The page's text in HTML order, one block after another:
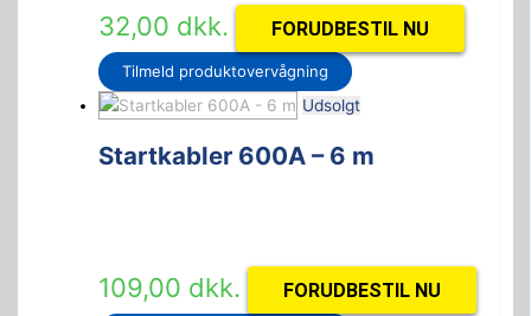
32,00 dkk. FORUDBESTIL NU
Tilmeld produktovervågning
Udsolgt
Startkabler 600A – 6 m
109,00 dkk. FORUDBESTIL NU